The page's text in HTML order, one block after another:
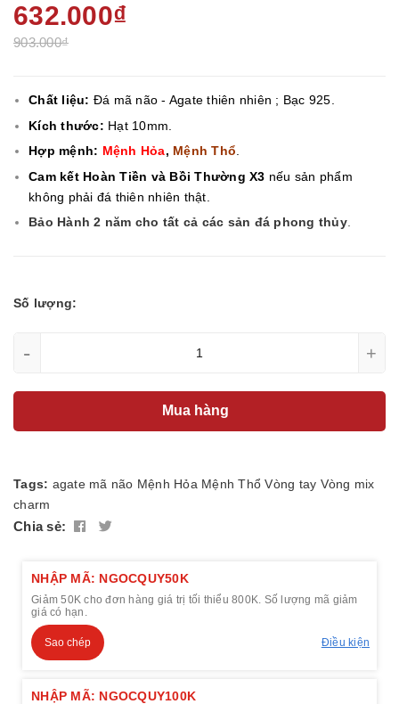
632.000₫
903.000₫
Chất liệu: Đá mã não - Agate thiên nhiên ; Bạc 925.
Kích thước: Hạt 10mm.
Hợp mệnh: Mệnh Hỏa, Mệnh Thổ
Cam kết Hoàn Tiền và Bồi Thường X3 nếu sản phẩm
không phải đá thiên nhiên thật.
Bảo Hành 2 năm cho tất cả các sản đá phong thủy.
Số lượng:
- +
Mua hàng
Tags: agate mã não Mệnh Hỏa Mệnh Thổ Vòng tay Vòng mix
charm
Chia sẻ:
NHẬP MÃ: NGOCQUY50K
Giảm 50K cho đơn hàng giá trị tối thiểu 800K. Số lượng mã giảm
giá có hạn.
Sao chép Điều kiện
NHẬP MÃ: NGOCQUY100K